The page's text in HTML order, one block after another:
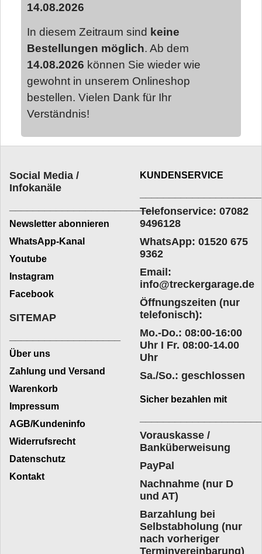
14.08.2026
In diesem Zeitraum sind keine
Bestellungen möglich. Ab dem
14.08.2026 können Sie wieder wie
gewohnt in unserem Onlineshop
bestellen. Vielen Dank für Ihr
Verständnis!
Social Media /
Infokanäle
_________________________
Newsletter abonnieren
WhatsApp-Kanal
Youtube
Instagram
Facebook
KUNDENSERVICE
Telefonservice: 07082
9496128
WhatsApp: 01520 675
9362
Email:
info@treckergarage.de
Öffnungszeiten (nur
telefonisch):
Mo.-Do.: 08:00-16:00
Uhr I Fr. 08:00-14.00
Uhr
Sa./So.: geschlossen
SITEMAP
Über uns
Zahlung und Versand
Warenkorb
Impressum
AGB/Kundeninfo
Widerrufsrecht
Datenschutz
Kontakt
Sicher bezahlen mit
Vorauskasse /
Banküberweisung
PayPal
Nachnahme (nur D
und AT)
Barzahlung bei
Selbstabholung (nur
nach vorheriger
Terminvereinbarung)